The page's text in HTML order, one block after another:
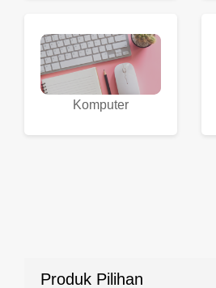
Komputer
Produk Pilihan